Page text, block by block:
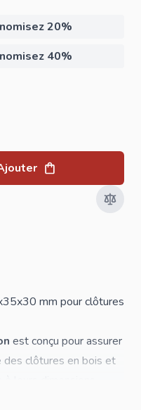
20%
40%
mm pour clôtures
est conçu pour assurer
des clôtures en bois et